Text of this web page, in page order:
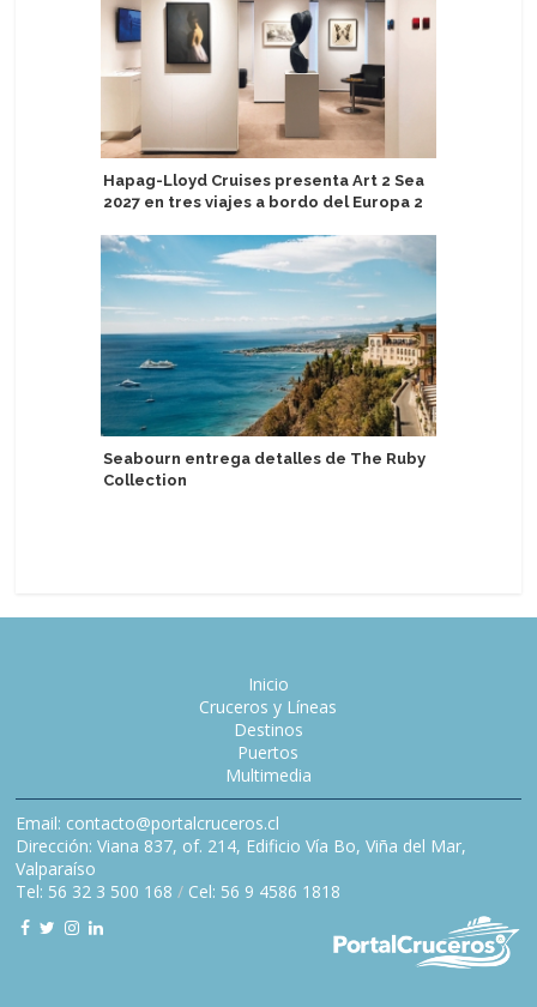
Hapag-Lloyd Cruises presenta Art 2 Sea
2027 en tres viajes a bordo del Europa 2
Seabourn entrega detalles de The Ruby
Collection
Inicio
Cruceros y Líneas
Destinos
Puertos
Multimedia
Email: contacto@portalcruceros.cl
Dirección: Viana 837, of. 214, Edificio Vía Bo, Viña del Mar,
Valparaíso
Tel: 56 32 3 500 168 / Cel: 56 9 4586 1818